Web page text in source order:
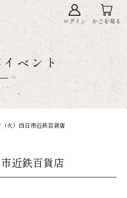
ログイン かごを見る
ベント
火）四日市近鉄百貨店
近鉄百貨店